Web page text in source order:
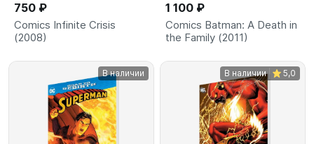
750 ₽
Comics Infinite Crisis
(2008)
1 100 ₽
Comics Batman: A Death in
the Family (2011)
В наличии В наличии 5,0